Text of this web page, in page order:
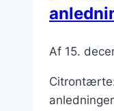
Af 15.